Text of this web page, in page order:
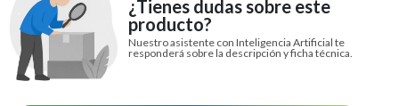
¿Tienes dudas sobre este
producto?
Nuestro asistente con Inteligencia Artificial te
responderá sobre la descripción y ficha técnica.